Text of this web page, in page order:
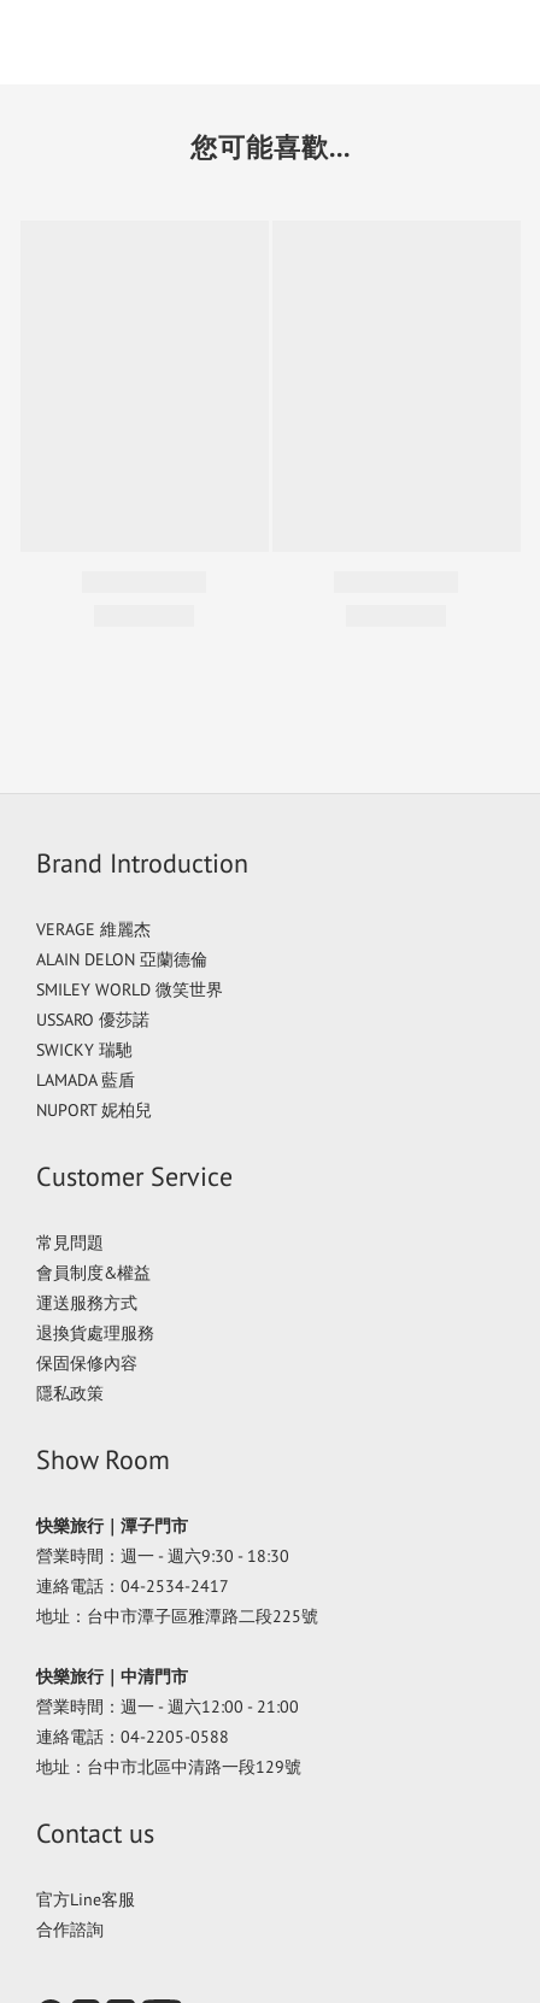
您可能喜歡...
Brand Introduction
VERAGE 維麗杰
ALAIN DELON 亞蘭德倫
SMILEY WORLD 微笑世界
USSARO 優莎諾
SWICKY 瑞馳
LAMADA 藍盾
NUPORT 妮柏兒
Customer Service
常見問題
會員制度&權益
運送服務方式
退換貨處理服務
保固保修內容
隱私政策
Show Room
快樂旅行｜潭子門市
營業時間：週一 - 週六9:30 - 18:30
連絡電話：04-2534-2417
地址：台中市潭子區雅潭路二段225號
快樂旅行｜中清門市
營業時間：週一 - 週六12:00 - 21:00
連絡電話：04-2205-0588
地址：台中市北區中清路一段129號
Contact us
官方Line客服
合作諮詢